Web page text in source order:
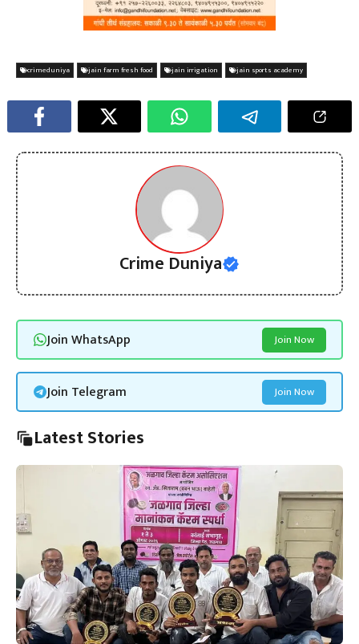
crimeduniya jain farm fresh food jain irrigation jain sports academy
Crime Duniya
Join WhatsApp Join Now
Join Telegram Join Now
Latest Stories